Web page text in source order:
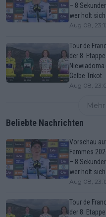
– 8
wer holt sich
Aug 08,
Tour de
der 8.
Gelbe Trikot
Aug 08,
Beliebte Nachrichten
Vorschau
Femmes
– 8
wer holt sich
Aug 08,
Tour de
der 8.